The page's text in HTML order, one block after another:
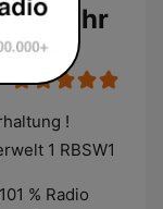
Ihr
!
1 RBSW1
% Radio